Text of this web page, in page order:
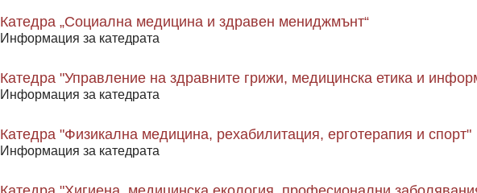
Катедра „Социална медицина и здравен мениджмънт“
Информация за катедрата
Катедра "Управление на здравните грижи, медицинска етика и
Информация за катедрата
Катедра "Физикална медицина, рехабилитация, ерготерапия и спорт"
Информация за катедрата